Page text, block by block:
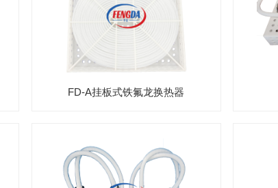
FD-A挂板式铁氟龙换热器